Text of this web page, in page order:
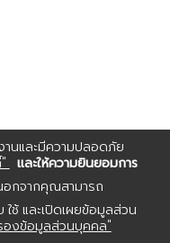
านและมีความปลอดภัย
และให้ความยินยอมการ
อกจากคุณสามารถ
ช้ และเปิดเผยข้อมูลส่วน
องข้อมูลส่วนบุคคล"